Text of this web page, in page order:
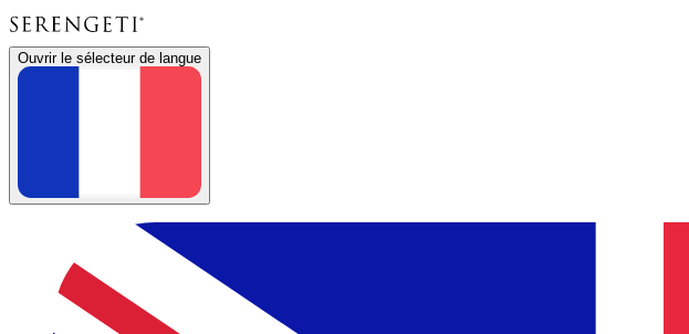
Ouvrir le sélecteur de langue